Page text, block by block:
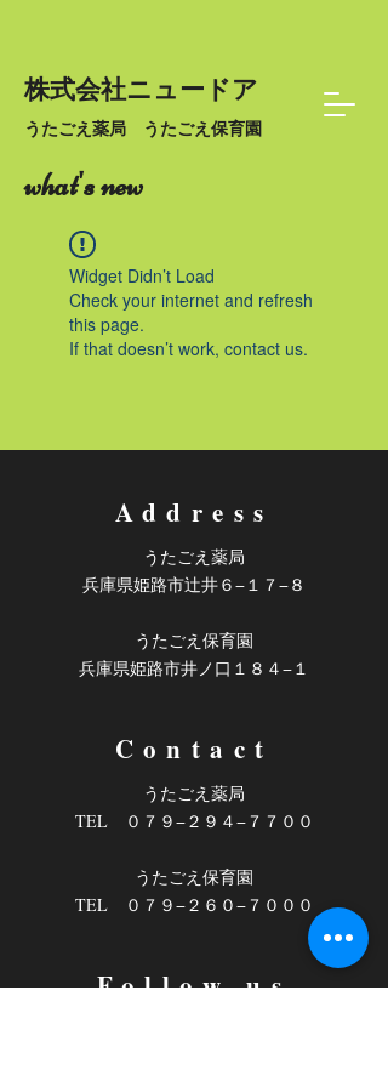
株式会社ニュードア
うたごえ薬局 うたごえ保育園
what's new
Widget Didn’t Load
Check your internet and refresh
this page.
If that doesn’t work, contact us.
Address
うたごえ薬局
​兵庫県姫路市辻井６−１７−８
うたごえ保育園
​兵庫県姫路市井ノ口１８４−１
Contact
うたごえ薬局
TEL ０７９−２９４−７７００
うたごえ保育園
​TEL ０７９−２６０−７０００
Follow us